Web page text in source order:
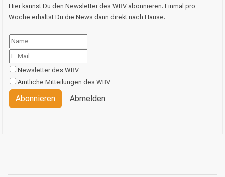
Hier kannst Du den Newsletter des WBV abonnieren. Einmal pro
Woche erhältst Du die News dann direkt nach Hause.
Newsletter des WBV
Amtliche Mitteilungen des WBV
Abonnieren Abmelden